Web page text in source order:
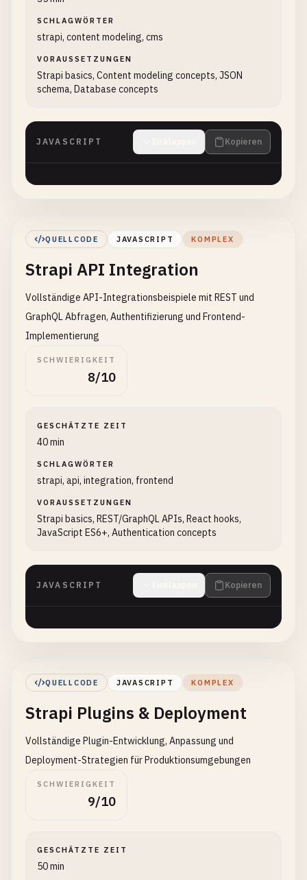
SCHLAGWÖRTER
strapi, content modeling, cms
VORAUSSETZUNGEN
Strapi basics, Content modeling concepts, JSON
schema, Database concepts
JAVASCRIPT Kopieren
QUELLCODE JAVASCRIPT KOMPLEX
Strapi API Integration
Vollständige API-Integrationsbeispiele mit REST und
GraphQL Abfragen, Authentifizierung und Frontend-
Implementierung
SCHWIERIGKEIT
8/10
GESCHÄTZTE ZEIT
40 min
SCHLAGWÖRTER
strapi, api, integration, frontend
VORAUSSETZUNGEN
Strapi basics, REST/GraphQL APIs, React hooks,
JavaScript ES6+, Authentication concepts
JAVASCRIPT Kopieren
QUELLCODE JAVASCRIPT KOMPLEX
Strapi Plugins & Deployment
Vollständige Plugin-Entwicklung, Anpassung und
Deployment-Strategien für Produktionsumgebungen
SCHWIERIGKEIT
9/10
GESCHÄTZTE ZEIT
50 min